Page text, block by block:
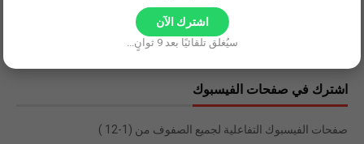
اشترك الآن
سيُغلق تلقائيًا بعد8 ثوانٍ...
اشترك في صفحات الفيسبوك
صفحات الفيسبوك التفاعلية لجميع الصفوف من (1-12 )